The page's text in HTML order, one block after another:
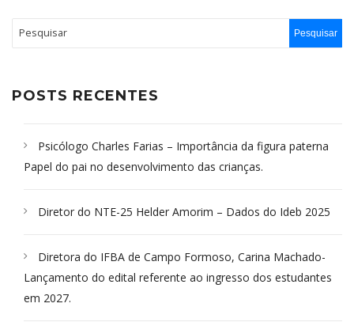
POSTS RECENTES
Psicólogo Charles Farias – Importância da figura paterna
Papel do pai no desenvolvimento das crianças.
Diretor do NTE-25 Helder Amorim – Dados do Ideb 2025
Diretora do IFBA de Campo Formoso, Carina Machado-
Lançamento do edital referente ao ingresso dos estudantes
em 2027.